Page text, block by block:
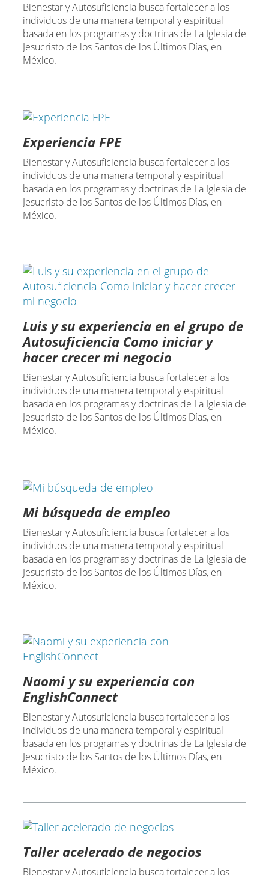
Bienestar y Autosuficiencia busca fortalecer a los
individuos de una manera temporal y espiritual
basada en los programas y doctrinas de La Iglesia de
Jesucristo de los Santos de los Últimos Días, en
México.
Experiencia FPE
Bienestar y Autosuficiencia busca fortalecer a los
individuos de una manera temporal y espiritual
basada en los programas y doctrinas de La Iglesia de
Jesucristo de los Santos de los Últimos Días, en
México.
Luis y su experiencia en el grupo de
Autosuficiencia Como iniciar y
hacer crecer mi negocio
Bienestar y Autosuficiencia busca fortalecer a los
individuos de una manera temporal y espiritual
basada en los programas y doctrinas de La Iglesia de
Jesucristo de los Santos de los Últimos Días, en
México.
Mi búsqueda de empleo
Bienestar y Autosuficiencia busca fortalecer a los
individuos de una manera temporal y espiritual
basada en los programas y doctrinas de La Iglesia de
Jesucristo de los Santos de los Últimos Días, en
México.
Naomi y su experiencia con
EnglishConnect
Bienestar y Autosuficiencia busca fortalecer a los
individuos de una manera temporal y espiritual
basada en los programas y doctrinas de La Iglesia de
Jesucristo de los Santos de los Últimos Días, en
México.
Taller acelerado de negocios
Bienestar y Autosuficiencia busca fortalecer a los